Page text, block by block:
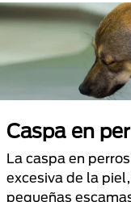
Caspa en
La caspa en
excesiva de la
pequeñas